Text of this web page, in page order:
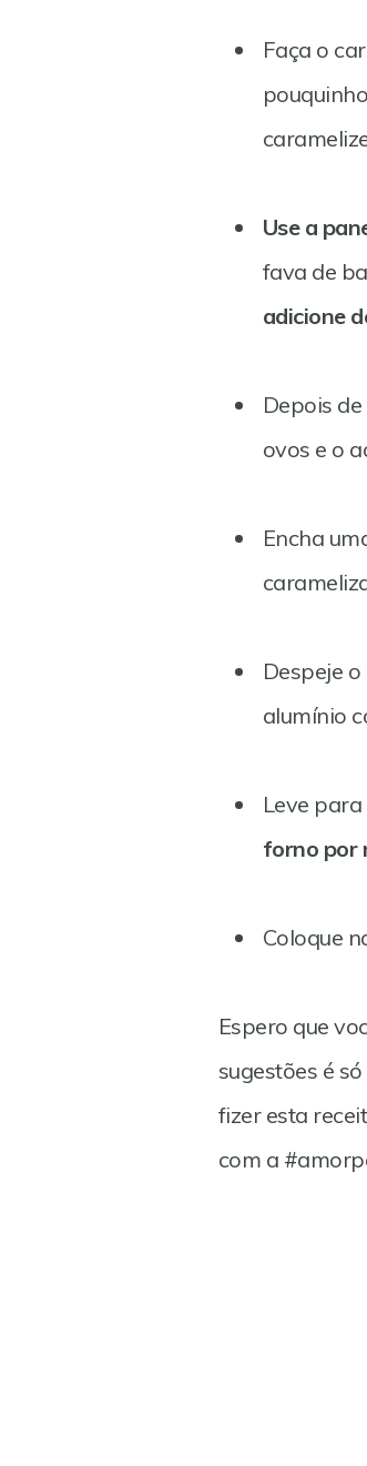
Faça o
Use a
fava de
adicione
Depois
ovos e o
Encha
Despeje
alumínio
Leve
forno por
Coloque
Espero que
sugestões é
fizer esta
com a